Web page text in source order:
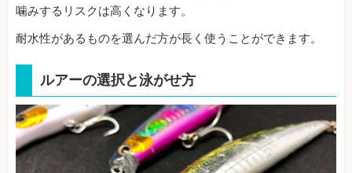
噛みするリスクは高くなります。
耐水性があるものを選んだ方が長く使うことができます。
ルアーの選択と泳がせ方